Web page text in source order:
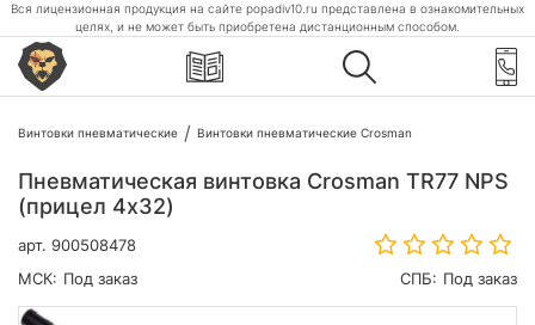
Вся лицензионная продукция на сайте popadiv10.ru представлена в ознакомительных
целях, и не может быть приобретена дистанционным способом.
Винтовки пневматические Винтовки пневматические Crosman
Пневматическая винтовка Crosman TR77 NPS
(прицел 4х32)
арт. 900508478
МСК: Под заказ СПБ: Под заказ